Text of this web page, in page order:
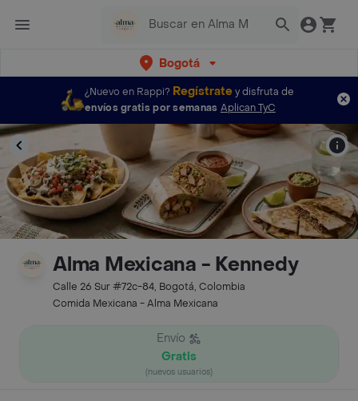
Bogotá
¿Nuevo en Rappi? Regístratey disfruta de
envíos gratis por semanas Aplican TyC
Alma Mexicana - Kennedy
Calle 26 Sur #72c-84, Bogotá, Colombia
Comida Mexicana - Alma Mexicana
Envío
Gratis
(nuevos usuarios)